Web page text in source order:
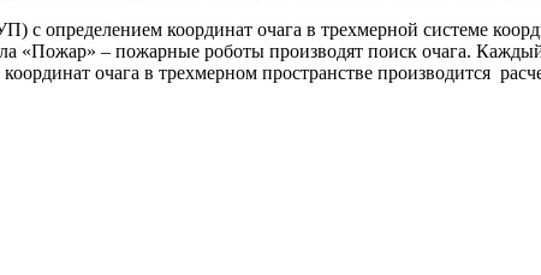
определением координат очага в трехмерной системе
«Пожар» – пожарные роботы производят поиск очага.
очага в трехмерном пространстве производится